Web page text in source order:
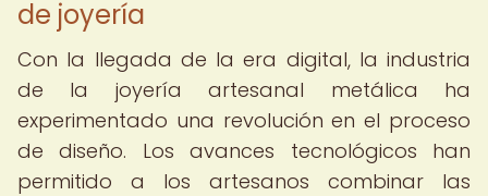
de joyería
Con la llegada de la era digital, la industria
de la joyería artesanal metálica ha
experimentado una revolución en el proceso
de diseño. Los avances tecnológicos han
permitido a los artesanos combinar las